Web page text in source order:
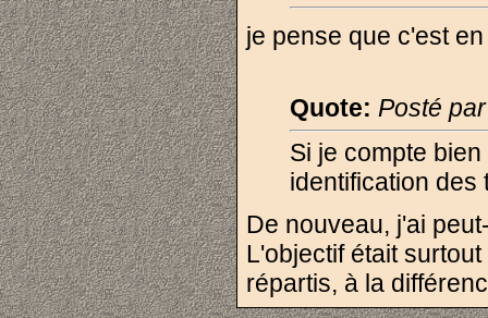
je pense que c'est
Quote: Posté
Si je compte
identification des
De nouveau, j'ai
L'objectif était
répartis, à la